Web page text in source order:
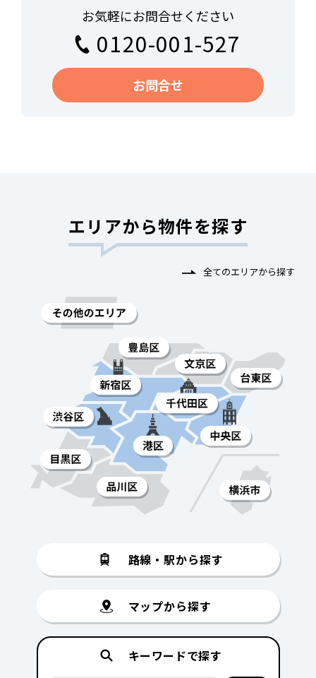
お気軽にお問合せください
0120-001-527
お問合せ
エリアから物件を探す
全てのエリアから探す
路線・駅から探す
マップから探す
キーワードで探す